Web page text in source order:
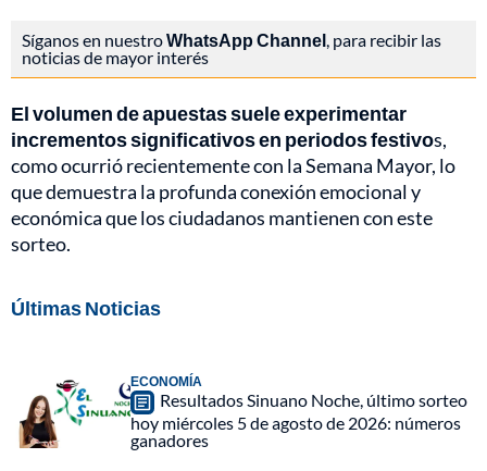
Síganos en nuestroWhatsApp Channel, para recibir las
noticias de mayor interés
El volumen de apuestas suele experimentar
incrementos significativos en periodos festivos,
como ocurrió recientemente con la Semana Mayor, lo
que demuestra la profunda conexión emocional y
económica que los ciudadanos mantienen con este
sorteo.
Últimas Noticias
ECONOMÍA
Resultados Sinuano Noche, último sorteo
hoy miércoles 5 de agosto de 2026: números
ganadores